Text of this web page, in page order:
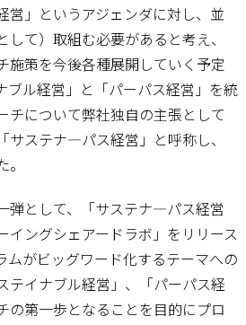
営」というアジェンダに対し、並
て）取組む必要があると考え、
施策を今後各種展開していく予定
ブル経営」と「パーパス経営」を統
チについて弊社独自の主張として
サステナ―パス経営」と呼称し、
弾として、「サステナ―パス経営
イングシェアードラボ」をリリース
ムがビッグワード化するテーマへの
テイナブル経営」、「パーパス経
の第一歩となることを目的にプロ